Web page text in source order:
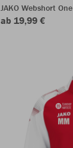
JAKO Webshort One
ab 19,99 €